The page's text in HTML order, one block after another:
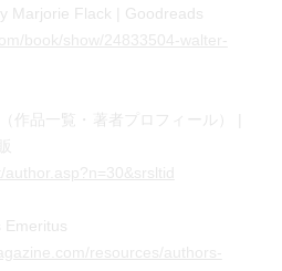
Marjorie Flack | Goodreads
作品一覧・著者プロフィール） |